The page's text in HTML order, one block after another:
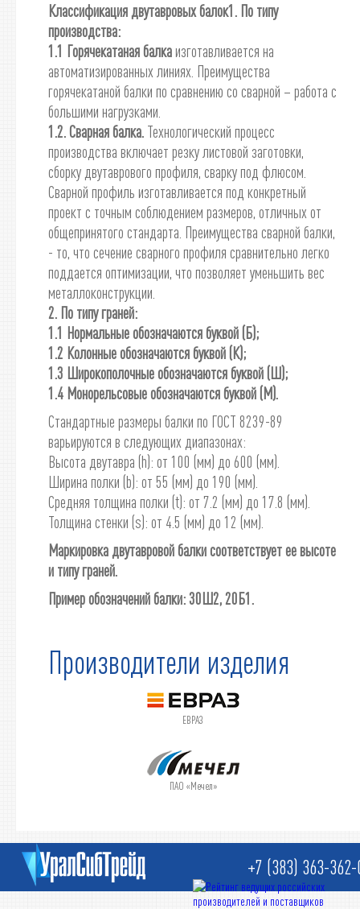
Классификация двутавровых балок1. По типу
производства:
1.1 Горячекатаная балкаизготавливается на
автоматизированных линиях. Преимущества
горячекатаной балки по сравнению со сварной – работа с
большими нагрузками.
1.2. Сварная балка. Технологический процесс
производства включает резку листовой заготовки,
сборку двутаврового профиля, сварку под флюсом.
Сварной профиль изготавливается под конкретный
проект с точным соблюдением размеров, отличных от
общепринятого стандарта. Преимущества сварной балки,
- то, что сечение сварного профиля сравнительно легко
поддается оптимизации, что позволяет уменьшить вес
металлоконструкции.
2. По типу граней:
1.1 Нормальные обозначаются буквой (Б);
1.2 Колонные обозначаются буквой (К);
1.3 Широкополочные обозначаются буквой (Ш);
1.4 Монорельсовые обозначаются буквой (М).
Стандартные размеры балки по ГОСТ 8239-89
варьируются в следующих диапазонах:
Высота двутавра (h): от 100 (мм) до 600 (мм).
Ширина полки (b): от 55 (мм) до 190 (мм).
Средняя толщина полки (t): от 7.2 (мм) до 17.8 (мм).
Толщина стенки (s): от 4.5 (мм) до 12 (мм).
Маркировка двутавровой балки соответствует ее высоте
и типу граней.
Пример обозначений балки: 30Ш2, 20Б1.
Производители изделия
ЕВРАЗ
ПАО «Мечел»
+7 (383) 363-